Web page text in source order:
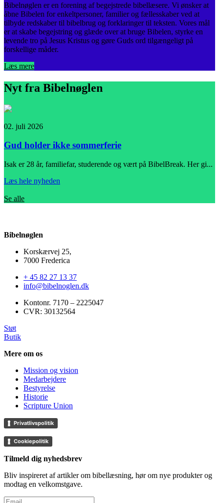
Bibelnøglen er en forening af begejstrede bibellæsere. Vi ønsker at
åbne Bibelen for enkeltpersoner, familier og fællesskaber ved at
tilbyde redskaber til bibelbrug og forklaringer til teksten. Vores mål
er at skabe begejstring og glæde over at bruge Bibelen, styrke en
levende tro på Jesus Kristus og gøre Guds ord tilgængeligt på
forskellige måder.
Læs mere
Nyt fra Bibelnøglen
02. juli 2026
Gud holder ikke sommerferie
Isak er 28 år, familiefar, studerende og vært på BibelBreak. Her gi...
Læs hele nyheden
Se alle
Bibelnøglen
Korskærvej 25,
7000 Frederica
+ 45 82 27 13 37
info@bibelnoglen.dk
Kontonr. ‍7170 – 2225047
CVR: ‍30132564
Støt
Butik
Mere om os
Mission og vision
Medarbejdere
Bestyrelse
Historie
Scripture Union
Privatlivspolitik
Cookiepolitik
Tilmeld dig nyhedsbrev
Bliv inspireret af artikler om bibellæsning, hør om nye produkter og
modtag en velkomstgave.